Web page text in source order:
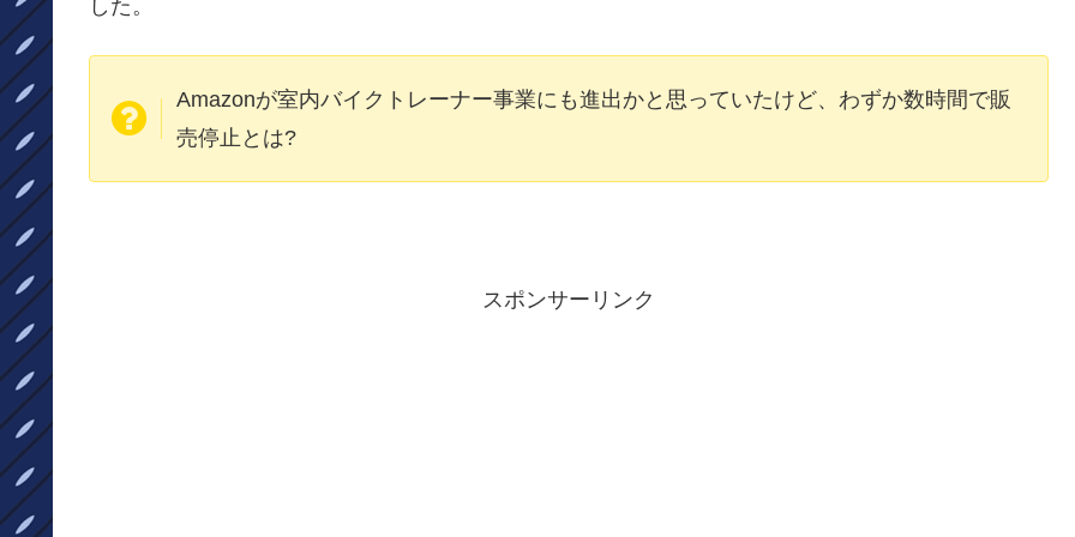
した。
Amazonが室内バイクトレーナー事業にも進出かと思っていたけど、わずか数時間で販
売停止とは?
スポンサーリンク